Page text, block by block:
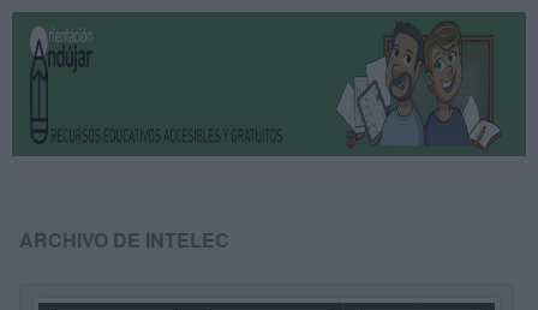
ARCHIVO DE INTELEC